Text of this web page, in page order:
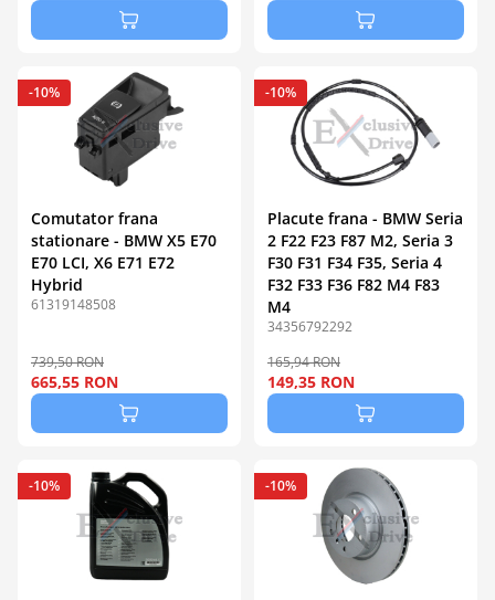
Comutator frana
stationare - BMW X5 E70
E70 LCI, X6 E71 E72
Hybrid
61319148508
739,50 RON
665,55 RON
-10%
Placute frana - BMW Seria
2 F22 F23 F87 M2, Seria 3
F30 F31 F34 F35, Seria 4
F32 F33 F36 F82 M4 F83
M4
34356792292
165,94 RON
149,35 RON
-10%
-10% -10%